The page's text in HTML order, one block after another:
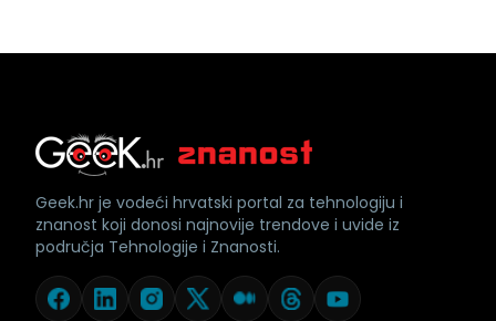
Geek.hr je vodeći hrvatski portal za tehnologiju i
znanost koji donosi najnovije trendove i uvide iz
područja Tehnologije i Znanosti.